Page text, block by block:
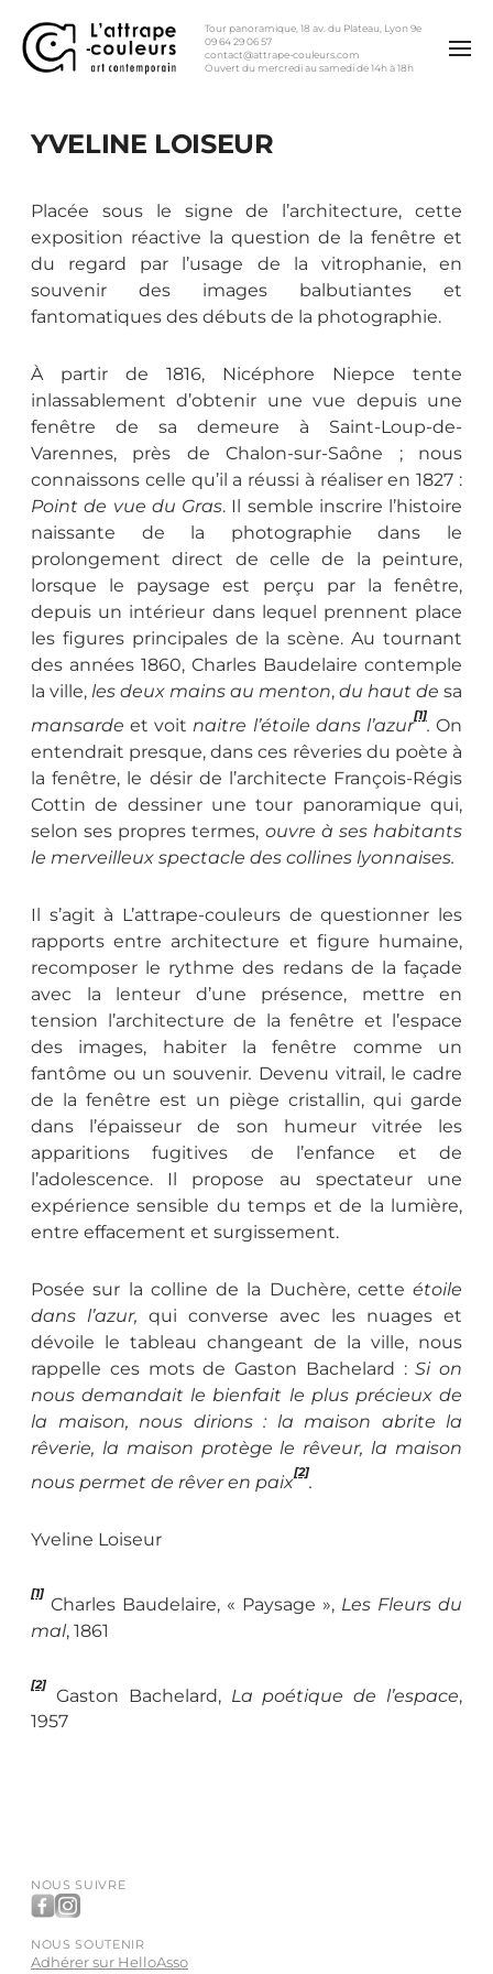
Tour panoramique, 18 av. du Plateau, Lyon 9e
09 64 29 06 57
contact@attrape-couleurs.com
Ouvert du mercredi au samedi de 14h à 18h
YVELINE LOISEUR
Placée sous le signe de l’architecture, cette
exposition réactive la question de la fenêtre et
du regard par l’usage de la vitrophanie, en
souvenir des images balbutiantes et
fantomatiques des débuts de la photographie.
À partir de 1816, Nicéphore Niepce tente
inlassablement d’obtenir une vue depuis une
fenêtre de sa demeure à Saint-Loup-de-
Varennes, près de Chalon-sur-Saône ; nous
connaissons celle qu’il a réussi à réaliser en 1827 :
Point de vue du Gras. Il semble inscrire l’histoire
naissante de la photographie dans le
prolongement direct de celle de la peinture,
lorsque le paysage est perçu par la fenêtre,
depuis un intérieur dans lequel prennent place
les figures principales de la scène. Au tournant
des années 1860, Charles Baudelaire contemple
la ville, les deux mains au menton, du haut de sa
mansarde et voitnaitre l’étoile dans l’azur
[1]
.On
entendrait presque, dans ces rêveries du poète à
la fenêtre, le désir de l’architecte François-Régis
Cottin de dessiner une tour panoramique qui,
selon ses propres termes, ouvre à ses habitants
le merveilleux spectacle des collines lyonnaises.
Il s’agit à L’attrape-couleurs de questionner les
rapports entre architecture et figure humaine,
recomposer le rythme des redans de la façade
avec la lenteur d’une présence, mettre en
tension l’architecture de la fenêtre et l’espace
des images, habiter la fenêtre comme un
fantôme ou un souvenir. Devenu vitrail, le cadre
de la fenêtre est un piège cristallin, qui garde
dans l’épaisseur de son humeur vitrée les
apparitions fugitives de l’enfance et de
l’adolescence. Il propose au spectateur une
expérience sensible du temps et de la lumière,
entre effacement et surgissement.
Posée sur la colline de la Duchère, cette étoile
dans l’azur, qui converse avec les nuages et
dévoile le tableau changeant de la ville, nous
rappelle ces mots de Gaston Bachelard :Si on
nous demandait le bienfait le plus précieux de
la maison, nous dirions : la maison abrite la
rêverie, la maison protège le rêveur, la maison
nous permet de rêver en paix
[2]
.
Yveline Loiseur
[1]
Charles Baudelaire, « Paysage », Les Fleurs du
mal, 1861
[2]
Gaston Bachelard, La poétique de l’espace,
1957
NOUS SUIVRE
NOUS SOUTENIR
Adhérer sur HelloAsso